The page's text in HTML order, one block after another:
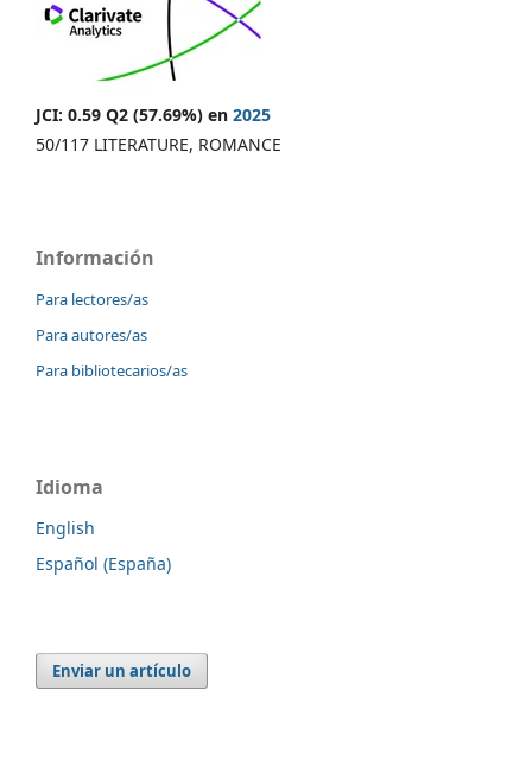
JCI: 0.59 Q2 (57.69%) en 2025
50/117 LITERATURE, ROMANCE
Información
Para lectores/as
Para autores/as
Para bibliotecarios/as
Idioma
English
Español (España)
Enviar un artículo